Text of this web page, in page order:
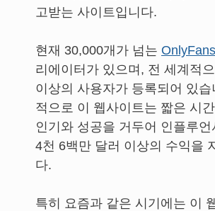
고받는 사이트입니다.
현재 30,000개가 넘는
리에이터가 있으며, 전 세계적
이상의 사용자가 등록되어 있
적으로 이 웹사이트는 짧은 시
인기와 성공을 거두어 인플루언
4천 6백만 달러 이상의 수익을
다.
특히 요즘과 같은 시기에는 이